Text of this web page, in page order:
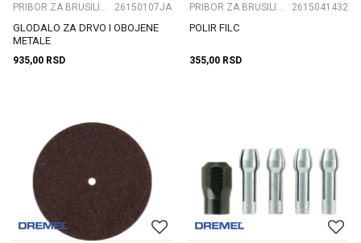
26150107JA
GLODALO ZA DRVO I OBOJENE
METALE
935,00 RSD
2615041432
POLIR FILC
355,00 RSD